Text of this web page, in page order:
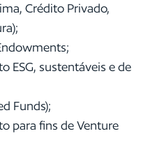
Crédito Privado,
ESG, sustentáveis e de
Funds);
para fins de Venture